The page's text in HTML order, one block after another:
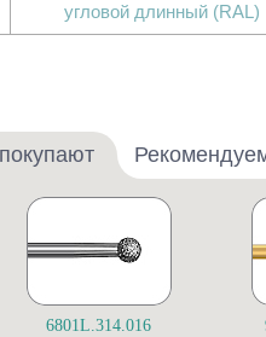
угловой длинный (RAL)
6801L.314.016